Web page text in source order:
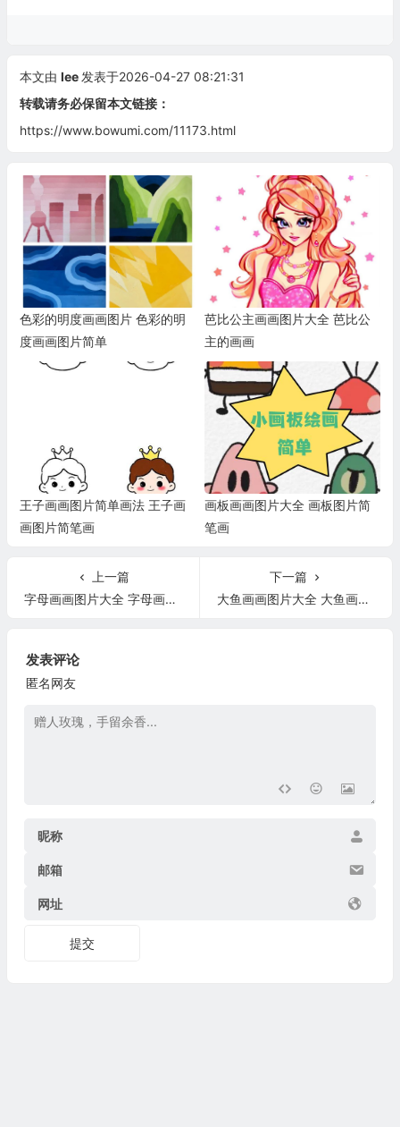
本文由 lee 发表于2026-04-27 08:21:31
转载请务必保留本文链接：
https://www.bowumi.com/11173.html
色彩的明度画画图片 色彩的明
度画画图片简单
芭比公主画画图片大全 芭比公
主的画画
王子画画图片简单画法 王子画
画图片简笔画
画板画画图片大全 画板图片简
笔画
上一篇
字母画画图片大全 字母画图片大全创意简笔画
下一篇
大鱼画画图片大全 大鱼画画图片大全可爱
发表评论
匿名网友
昵称
邮箱
网址
提交